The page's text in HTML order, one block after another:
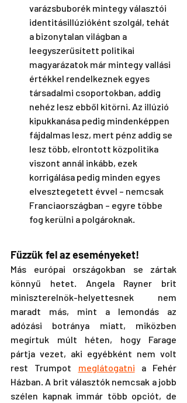
varázsbuborék mintegy választói
identitásillúzióként szolgál, tehát
a bizonytalan világban a
leegyszerűsített politikai
magyarázatok már mintegy vallási
értékkel rendelkeznek egyes
társadalmi csoportokban, addig
nehéz lesz ebből kitörni. Az illúzió
kipukkanása pedig mindenképpen
fájdalmas lesz, mert pénz addig se
lesz több, elrontott közpolitika
viszont annál inkább, ezek
korrigálása pedig minden egyes
elvesztegetett évvel – nemcsak
Franciaországban – egyre többe
fog kerülni a polgároknak.
Fűzzük fel az eseményeket!
Más európai országokban se zártak
könnyű hetet. Angela Rayner brit
miniszterelnök-helyettesnek nem
maradt más, mint a lemondás az
adózási botránya miatt, miközben
megírtuk múlt héten, hogy Farage
pártja vezet, aki egyébként nem volt
rest Trumpot meglátogatni a Fehér
Házban. A brit választók nemcsak a jobb
szélen kapnak immár több opciót, de